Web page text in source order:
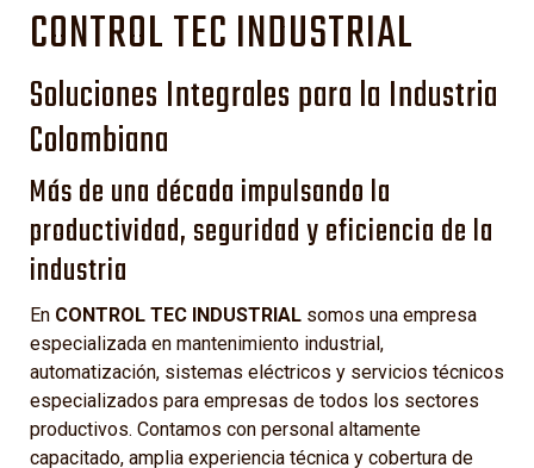
CONTROL TEC INDUSTRIAL
Soluciones Integrales para la Industria
Colombiana
Más de una década impulsando la
productividad, seguridad y eficiencia de la
industria
En CONTROL TEC INDUSTRIAL somos una empresa
especializada en mantenimiento industrial,
automatización, sistemas eléctricos y servicios técnicos
especializados para empresas de todos los sectores
productivos. Contamos con personal altamente
capacitado, amplia experiencia técnica y cobertura de